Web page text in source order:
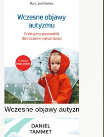
sprawdzonych sposobów
Wczesne objawy autyzmu :